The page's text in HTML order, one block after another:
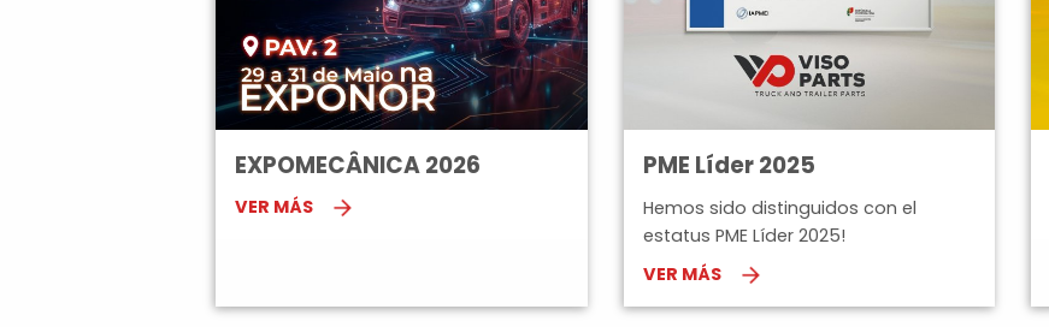
EXPOMECÂNICA 2026
VER MÁS
PME Líder 2025
Hemos sido distinguidos con el
estatus PME Líder 2025!
VER MÁS